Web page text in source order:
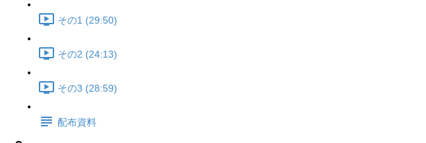
その1 (29:50)
その2 (24:13)
その3 (28:59)
配布資料